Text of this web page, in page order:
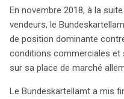
En novembre 2018, à la
vendeurs, le
de position dominante
conditions commerciales et
sur sa place de marché
Le Bundeskartellamt a mis